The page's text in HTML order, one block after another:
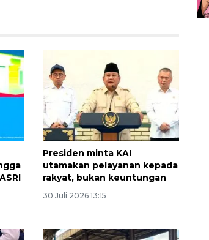
Presiden minta KAI
utamakan pelayanan kepada
rakyat, bukan keuntungan
30 Juli 2026 13:15